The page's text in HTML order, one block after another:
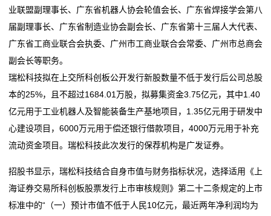
业联盟副理事长、广东省机器人协会轮值会长、广东省焊接学会第八
届副理事长、广东省制造业协会副会长、广东省第十三届人大代表、
广东省工商业联合会执委、广州市工商业联合会常委、广州市总商会
副会长等职务。
瑞松科技拟在上交所科创板公开发行新股数量不低于发行后公司总股
本的25%，且不超过1684.01万股，拟募集资金3.75亿元，其中1.40
亿元用于工业机器人及智能装备生产基地项目，1.35亿元用于研发中
心建设项目，6000万元用于偿还银行借款项目，4000万元用于补充
流动资金项目。瑞松科技此次发行的保荐机构是广发证券。
招股书显示，瑞松科技结合自身市值与财务指标状况，选择适用《上
海证券交易所科创板股票发行上市审核规则》第二十二条规定的上市
标准中的“（一）预计市值不低于人民10亿元，最近两年净利润均为